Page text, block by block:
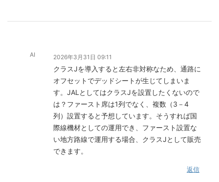
AI 2026年3月31日 09:11
クラスJを導入すると左右非対称なため、通路に
オフセットでデッドシートが生じてしまいま
す。JALとしてはクラスJを設置したくないので
は？ファースト席は1列でなく、複数（3－4
列）設置すると予想しています。そうすれば国
際線機材としての運用でき、ファースト設置な
い地方路線で運用する場合、クラスJとして販売
できます。
返信